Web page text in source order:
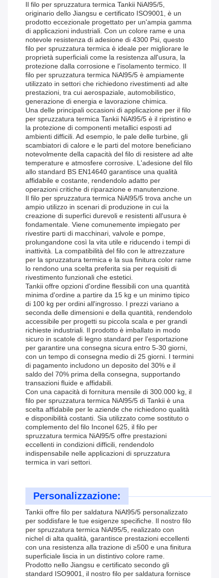
Il filo per spruzzatura termica Tankii NiAl95/5,
originario dello Jiangsu e certificato ISO9001, è un
prodotto eccezionale progettato per un'ampia gamma
di applicazioni industriali. Con un colore rame e una
notevole resistenza di adesione di 4300 Psi, questo
filo per spruzzatura termica è ideale per migliorare le
proprietà superficiali come la resistenza all'usura, la
protezione dalla corrosione e l'isolamento termico. Il
filo per spruzzatura termica NiAl95/5 è ampiamente
utilizzato in settori che richiedono rivestimenti ad alte
prestazioni, tra cui aerospaziale, automobilistico,
generazione di energia e lavorazione chimica.
Una delle principali occasioni di applicazione per il filo
per spruzzatura termica Tankii NiAl95/5 è il ripristino e
la protezione di componenti metallici esposti ad
ambienti difficili. Ad esempio, le pale delle turbine, gli
scambiatori di calore e le parti del motore beneficiano
notevolmente della capacità del filo di resistere ad alte
temperature e atmosfere corrosive. L'adesione del filo
allo standard BS EN14640 garantisce una qualità
affidabile e costante, rendendolo adatto per
operazioni critiche di riparazione e manutenzione.
Il filo per spruzzatura termica NiAl95/5 trova anche un
ampio utilizzo in scenari di produzione in cui la
creazione di superfici durevoli e resistenti all'usura è
fondamentale. Viene comunemente impiegato per
rivestire parti di macchinari, valvole e pompe,
prolungandone così la vita utile e riducendo i tempi di
inattività. La compatibilità del filo con le attrezzature
per la spruzzatura termica e la sua finitura color rame
lo rendono una scelta preferita sia per requisiti di
rivestimento funzionali che estetici.
Tankii offre opzioni d'ordine flessibili con una quantità
minima d'ordine a partire da 15 kg e un minimo tipico
di 100 kg per ordini all'ingrosso. I prezzi variano a
seconda delle dimensioni e della quantità, rendendolo
accessibile per progetti su piccola scala e per grandi
richieste industriali. Il prodotto è imballato in modo
sicuro in scatole di legno standard per l'esportazione
per garantire una consegna sicura entro 5-30 giorni,
con un tempo di consegna medio di 25 giorni. I termini
di pagamento includono un deposito del 30% e il
saldo del 70% prima della consegna, supportando
transazioni fluide e affidabili.
Con una capacità di fornitura mensile di 300.000 kg, il
filo per spruzzatura termica NiAl95/5 di Tankii è una
scelta affidabile per le aziende che richiedono qualità
e disponibilità costanti. Sia utilizzato come sostituto o
complemento del filo Inconel 625, il filo per
spruzzatura termica NiAl95/5 offre prestazioni
eccellenti in condizioni difficili, rendendolo
indispensabile nelle applicazioni di spruzzatura
termica in vari settori.
Personalizzazione:
Tankii offre filo per saldatura NiAl95/5 personalizzato
per soddisfare le tue esigenze specifiche. Il nostro filo
per spruzzatura termica NiAl95/5, realizzato con
nichel di alta qualità, garantisce prestazioni eccellenti
con una resistenza alla trazione di ≥500 e una finitura
superficiale liscia in un distintivo colore rame.
Prodotto nello Jiangsu e certificato secondo gli
standard ISO9001, il nostro filo per saldatura fornisce